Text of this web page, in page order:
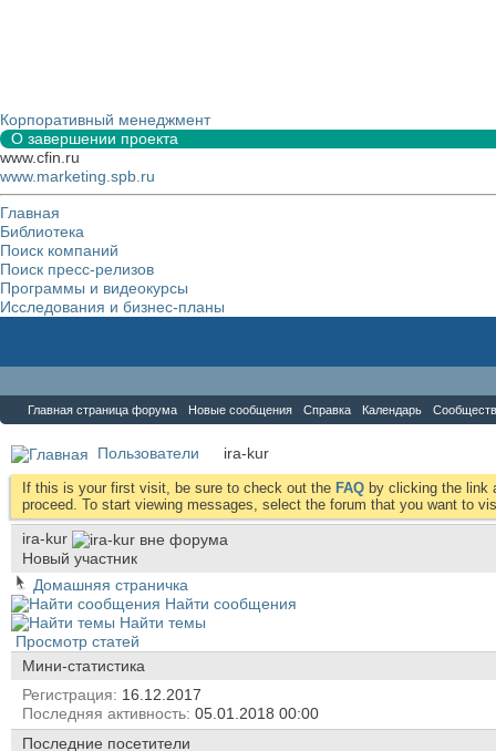
Корпоративный менеджмент
О завершении проекта
www.cfin.ru
www.marketing.spb.ru
Главная
Библиотека
Поиск компаний
Поиск пресс-релизов
Программы и видеокурсы
Исследования и бизнес-планы
Главная страница форума Новые сообщения Справка Календарь
Пользователи ira-kur
If this is your first visit, be sure to check out the FAQ by clicking the link
proceed. To start viewing messages, select the forum that you want to
ira-kur
Новый участник
Домашняя страничка
Найти сообщения
Найти темы
Просмотр статей
Мини-статистика
Регистрация
16.12.2017
Последняя активность 05.01.2018 00:00
Последние посетители